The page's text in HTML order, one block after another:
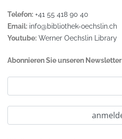
Telefon: +41 55 418 90 40
Email: info@bibliothek-oechslin.ch
Youtube: Werner Oechslin Library
Abonnieren Sie unseren Newsletter